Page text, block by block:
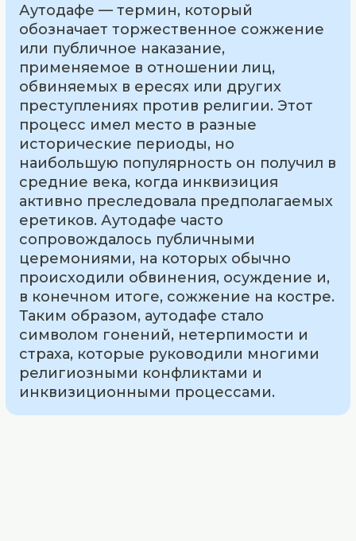
Аутодафе — термин, который
обозначает торжественное сожжение
или публичное наказание,
применяемое в отношении лиц,
обвиняемых в ересях или других
преступлениях против религии. Этот
процесс имел место в разные
исторические периоды, но
наибольшую популярность он получил в
средние века, когда инквизиция
активно преследовала предполагаемых
еретиков. Аутодафе часто
сопровождалось публичными
церемониями, на которых обычно
происходили обвинения, осуждение и,
в конечном итоге, сожжение на костре.
Таким образом, аутодафе стало
символом гонений, нетерпимости и
страха, которые руководили многими
религиозными конфликтами и
инквизиционными процессами.